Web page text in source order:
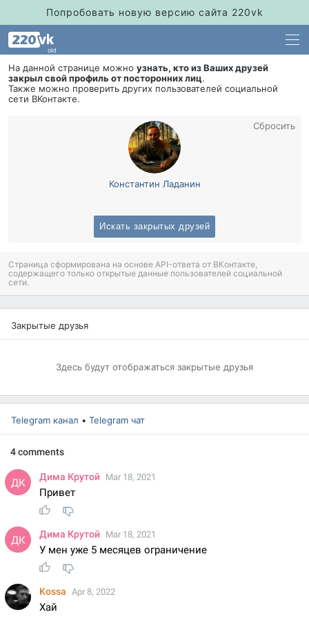
Попробовать новую версию сайта 220vk
old
На данной странице можно узнать, кто из Ваших друзей
закрыл свой профиль от посторонних лиц.
Также можно проверить других пользователей социальной
сети ВКонтакте.
Константин Ладанин
Сбросить
Искать закрытых друзей
Страница сформирована на основе API-ответа от ВКонтакте,
содержащего только открытые данные пользователей социальной
сети.
Закрытые друзья
Здесь будут отображаться закрытые друзья
Telegram канал • Telegram чат